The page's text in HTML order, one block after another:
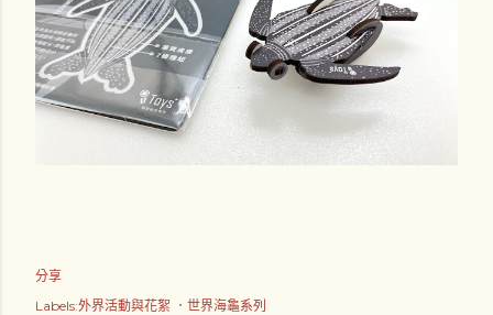
分享
Labels:外界活動與花絮 ．世界海龜系列